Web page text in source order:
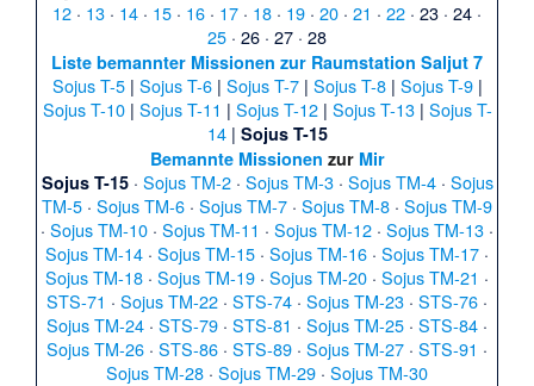
12 · 13 · 14 · 15 · 16 · 17 · 18 · 19 · 20 · 21 · 22 · 23 · 24 ·
25 · 26 · 27 · 28
Liste bemannter Missionen zur Raumstation Saljut 7
Sojus T-5| Sojus T-6| Sojus T-7| Sojus T-8| Sojus T-9|
Sojus T-10| Sojus T-11 | Sojus T-12| Sojus T-13| Sojus T-
14| Sojus T-15
Bemannte Missionen zur Mir
Sojus T-15· Sojus TM-2· Sojus TM-3· Sojus TM-4· Sojus
TM-5 · Sojus TM-6 · Sojus TM-7 · Sojus TM-8 · Sojus TM-9
· Sojus TM-10 · Sojus TM-11 · Sojus TM-12 · Sojus TM-13 ·
Sojus TM-14 · Sojus TM-15 · Sojus TM-16 · Sojus TM-17 ·
Sojus TM-18 · Sojus TM-19 · Sojus TM-20 · Sojus TM-21 ·
STS-71 · Sojus TM-22 · STS-74 · Sojus TM-23 · STS-76 ·
Sojus TM-24 · STS-79 · STS-81 · Sojus TM-25 · STS-84 ·
Sojus TM-26 · STS-86 · STS-89 · Sojus TM-27 · STS-91 ·
Sojus TM-28 · Sojus TM-29 · Sojus TM-30